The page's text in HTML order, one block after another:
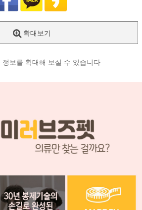
확대보기
정보를 확대해 보실 수 있습니다